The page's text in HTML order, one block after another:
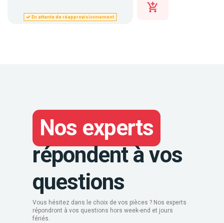
En attente de réapprovisionnement
Nos experts
répondent à vos
questions
Vous hésitez dans le choix de vos pièces ? Nos experts
répondront à vos questions hors week-end et jours
fériés.